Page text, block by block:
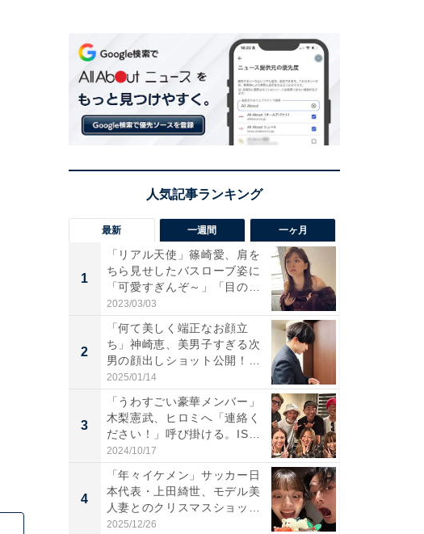
最新 一週間 一ヶ月
1
「リアル天使」篠崎愛、肩を
ちら見せしたバスローブ姿に
「可愛すぎんぞ～」「目の表
情...
2023/03/03
2
「何て美しく端正なお顔立
ち」神崎恵、美男子すぎる次
男の顔出しショット公開！
「め...
2025/01/14
3
「うわすごい豪華メンバー」
木梨憲武、ヒロミへ「連絡く
ださい！」呼び掛ける。IS
S...
2024/10/17
4
「年々イケメン」サッカー日
本代表・上田綺世、モデル美
人妻とのクリスマスショット
に...
2025/12/26